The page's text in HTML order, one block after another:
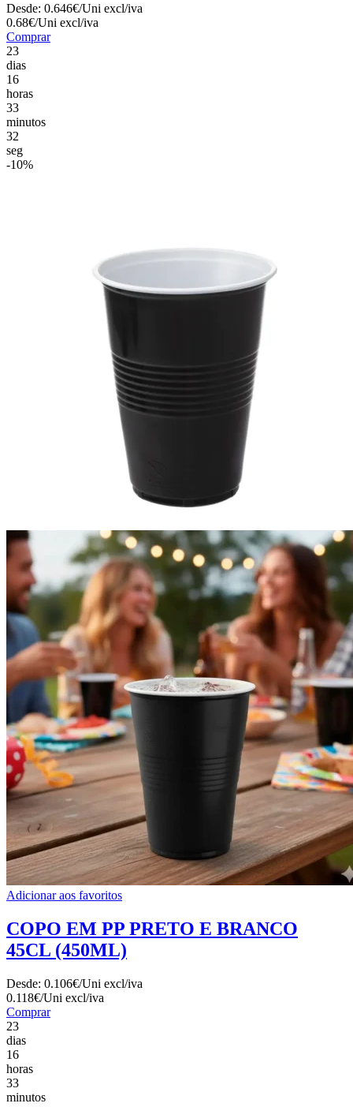
Desde: 0.646€/Uni excl/iva
0.68€/Uni excl/iva
Comprar
23
dias
16
horas
33
minutos
30
seg
-10%
Adicionar aos favoritos
COPO EM PP PRETO E BRANCO
45CL (450ML)
Desde: 0.106€/Uni excl/iva
0.118€/Uni excl/iva
Comprar
23
dias
16
horas
33
minutos